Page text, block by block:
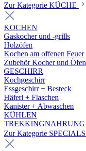
Zur Kategorie KÜCHE
KOCHEN
Gaskocher und -grills
Holzöfen
Kochen am offenen Feuer
Zubehör Kocher und Öfen
GESCHIRR
Kochgeschirr
Essgeschirr + Besteck
Häferl + Flaschen
Kanister + Abwaschen
KÜHLEN
TREKKINGNAHRUNG
Zur Kategorie SPECIALS